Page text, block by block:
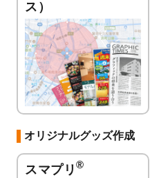
ス）
オリジナルグッズ作成
スマプリ ®